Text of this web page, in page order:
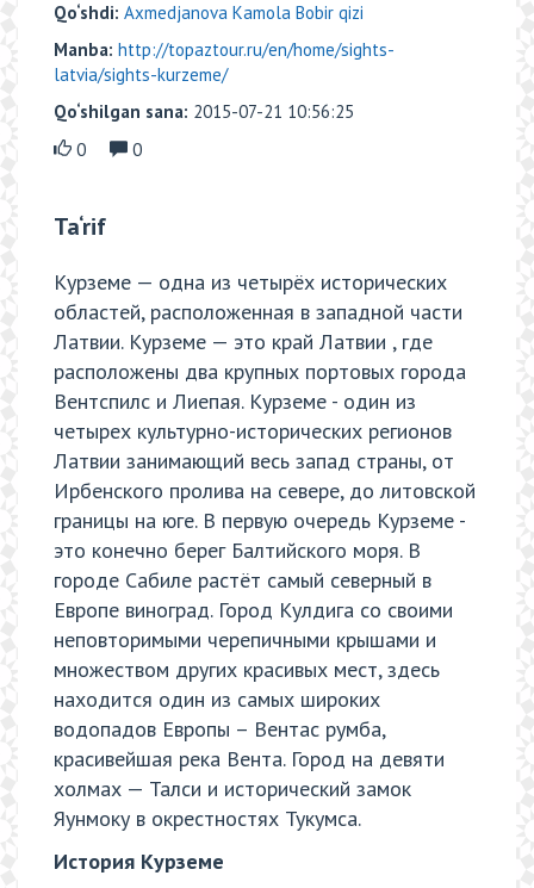
Qo‘shdi: Axmedjanova Kamola Bobir qizi
Manba: http://topaztour.ru/en/home/sights-
latvia/sights-kurzeme/
Qo‘shilgan sana: 2015-07-21 10:56:25
0
0
Ta‘rif
Курземе — одна из четырёх исторических
областей, расположенная в западной части
Латвии. Курземе — это край Латвии , где
расположены два крупных портовых города
Вентспилс и Лиепая. Курземе - один из
четырех культурно-исторических регионов
Латвии занимающий весь запад страны, от
Ирбенского пролива на севере, до литовской
границы на юге. В первую очередь Курземе -
это конечно берег Балтийского моря. В
городе Сабиле растёт самый северный в
Европе виноград. Город Кулдига со своими
неповторимыми черепичными крышами и
множеством других красивых мест, здесь
находится один из самых широких
водопадов Европы – Вентас румба,
красивейшая река Вента. Город на девяти
холмах — Талси и исторический замок
Яунмоку в окрестностях Тукумса.
История Курземе